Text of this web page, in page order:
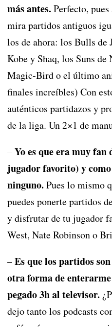
más antes. Perfecto,
mira partidos antiguos
los de ahora: los Bulls de
Kobe y Shaq, los Suns
Magic-Bird o el último
finales increíbles) Con
auténticos partidazos y
de la liga. Un 2×1 de
–Yo es que era muy fan
jugador favorito) y
ninguno. Pues lo mismo
puedes ponerte partidos
y disfrutar de tu jugador
West, Nate Robinson o
–Es que los partidos
otra forma de
pegado 3h al televisor.
dejo tanto los podcasts